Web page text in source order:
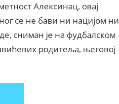
Алексинац, овај
се не бави ни нацијом ни
сниман је на фудбалском
родитеља, његовој